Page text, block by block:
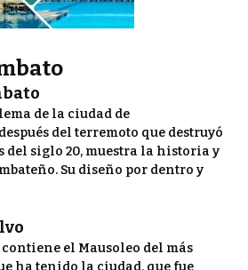
de la ciudad de
del terremoto que destruyó
del siglo 20, muestra la historia y
Su diseño por dentro y
contiene el Mausoleo del más
ha tenido la ciudad, que fue